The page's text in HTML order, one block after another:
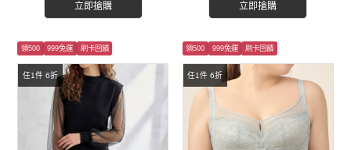
立即搶購 立即搶購
任1件 6折
領500 999免運 刷卡回饋
任1件 6折
領500 999免運 刷卡回饋